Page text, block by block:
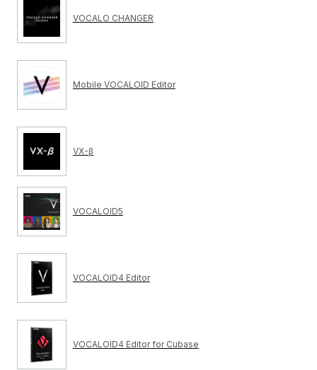
VOCALO CHANGER
Mobile VOCALOID Editor
VX-β
VOCALOID5
VOCALOID4 Editor
VOCALOID4 Editor for Cubase